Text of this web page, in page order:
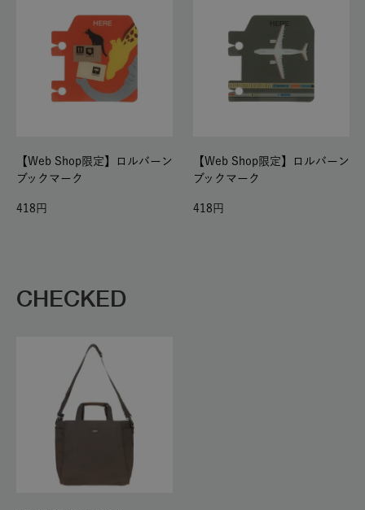
【Web Shop限定】ロルバーン
ブックマーク
418
【Web Shop限定】ロルバーン
ブックマーク
418
CHECKED